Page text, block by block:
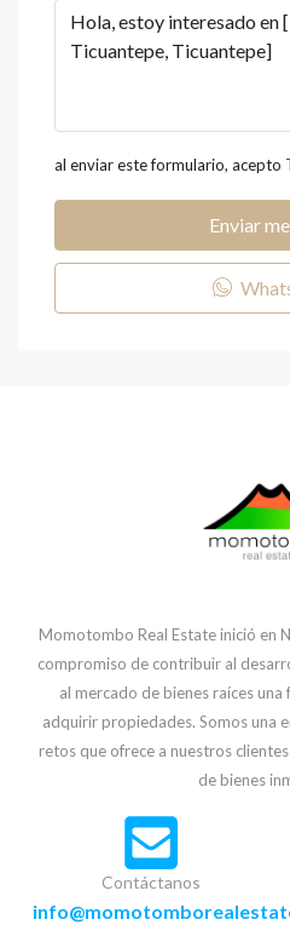
al enviar este formulario, acepto
Enviar
Momotombo Real Estate inició en
compromiso de contribuir al
al mercado de bienes raíces
adquirir propiedades. Somos una
retos que ofrece a nuestros
de bienes
Contáctanos